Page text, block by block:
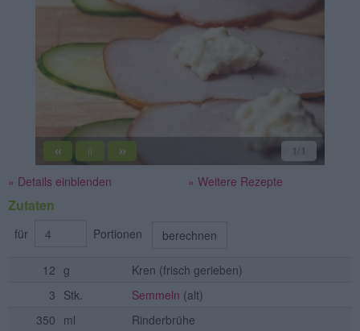
« || » 1/1
» Details einblenden » Weitere Rezepte
Zutaten
für Portionen berechnen
12 g Kren (frisch gerieben)
3 Stk. Semmeln (alt)
350 ml
Rinderbrühe